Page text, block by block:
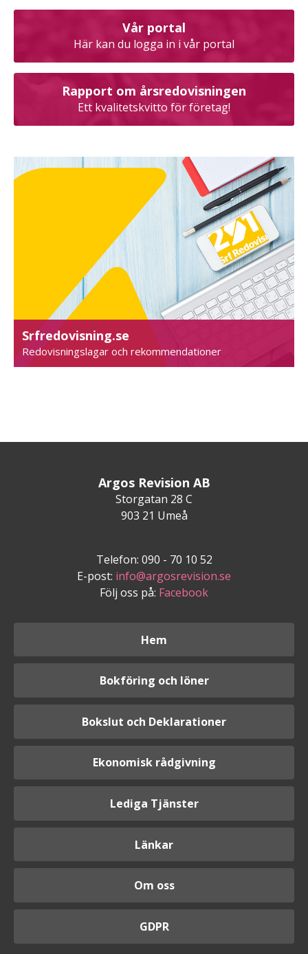
Vår portal
Här kan du logga in i vår portal
Rapport om årsredovisningen
Ett kvalitetskvitto för företag!
Srfredovisning.se
Redovisningslagar och rekommendationer
Argos Revision AB
Storgatan 28 C
903 21 Umeå
Telefon: 090 - 70 10 52
E-post: info@argosrevision.se
Följ oss på: Facebook
Hem
Bokföring och löner
Bokslut och Deklarationer
Ekonomisk rådgivning
Lediga Tjänster
Länkar
Om oss
GDPR